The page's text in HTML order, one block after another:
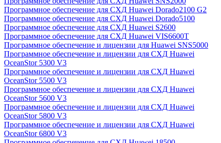
Программное обеспечение для СХД Huawei Dorado2100 G2
Программное обеспечение для СХД Huawei Dorado5100
Программное обеспечение для СХД Huawei S2600
Программное обеспечение для СХД Huawei VIS6600T
Программное обеспечение и лицензии для Huawei SNS5000
Программное обеспечение и лицензии для СХД Huawei
OceanStor 5300 V3
Программное обеспечение и лицензии для СХД Huawei
OceanStor 5500 V3
Программное обеспечение и лицензии для СХД Huawei
OceanStor 5600 V3
Программное обеспечение и лицензии для СХД Huawei
OceanStor 5800 V3
Программное обеспечение и лицензии для СХД Huawei
OceanStor 6800 V3